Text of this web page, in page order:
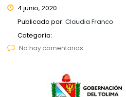
4 junio, 2020
Publicado por: Claudia Franco
Categoría:
No hay comentarios